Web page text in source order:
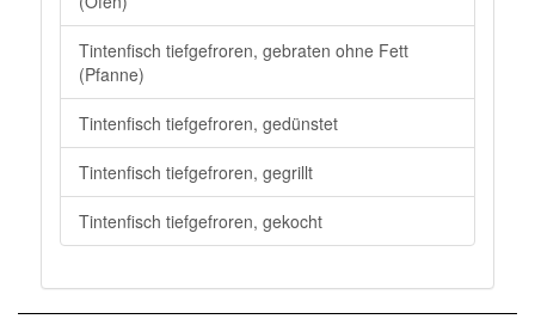
Tintenfisch tiefgefroren, gebraten ohne Fett
(Pfanne)
Tintenfisch tiefgefroren, gedünstet
Tintenfisch tiefgefroren, gegrillt
Tintenfisch tiefgefroren, gekocht